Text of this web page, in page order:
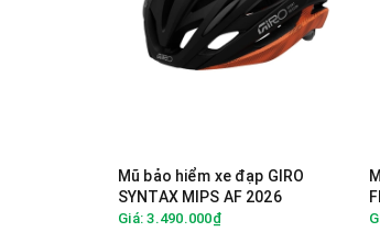
Mũ bảo hiểm xe đạp GIRO
SYNTAX MIPS AF 2026
Giá: 3.490.000₫